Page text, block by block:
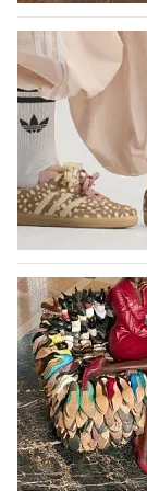
В
IGI&CO
Компания
проект,
10.08.2026 206
Вышли
принте,
кроссовок
коллаборации
немецкий
леопардовом